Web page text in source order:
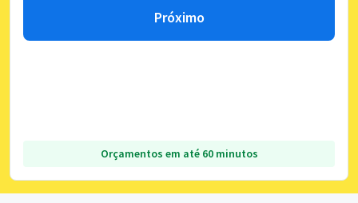
Próximo
Orçamentos em até 60 minutos